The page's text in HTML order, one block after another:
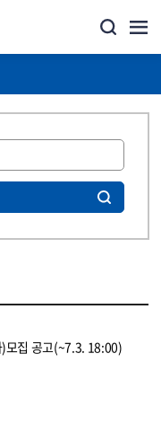
모집 공고(~7.3. 18:00)